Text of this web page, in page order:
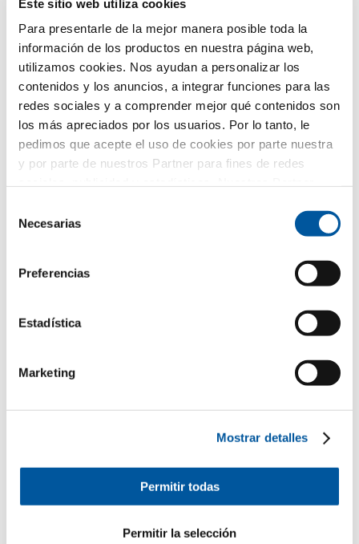
Este sitio web utiliza cookies
Para presentarle de la mejor manera posible toda la
información de los productos en nuestra página web,
utilizamos cookies. Nos ayudan a personalizar los
contenidos y los anuncios, a integrar funciones para las
redes sociales y a comprender mejor qué contenidos son
los más apreciados por los usuarios. Por lo tanto, le
pedimos que acepte el uso de cookies por parte nuestra
y por parte de nuestros Partner para fines de redes
proporcionados por usted o recogidos como parte de su
Necesarias
Preferencias
Estadística
Marketing
Mostrar detalles
Permitir todas
Permitir la selección
exclusivamente con ese fin. Todos los detalles del
tratamiento de datos se describen en estapolítica de
¿Qué tema le interesa especialmente?
Ventanas
Acristalamientos